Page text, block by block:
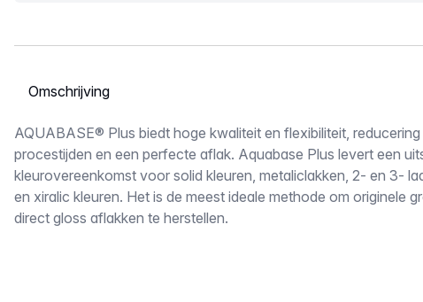
Selecteer een tabblad
Omschrijving
AQUABASE® Plus biedt hoge kwaliteit en flexibiliteit,
procestijden en een perfecte aflak. Aquabase Plus levert een
kleurovereenkomst voor solid kleuren, metaliclakken, 2- en 3-
en xiralic kleuren. Het is de meest ideale methode om originele
direct gloss aflakken te herstellen.